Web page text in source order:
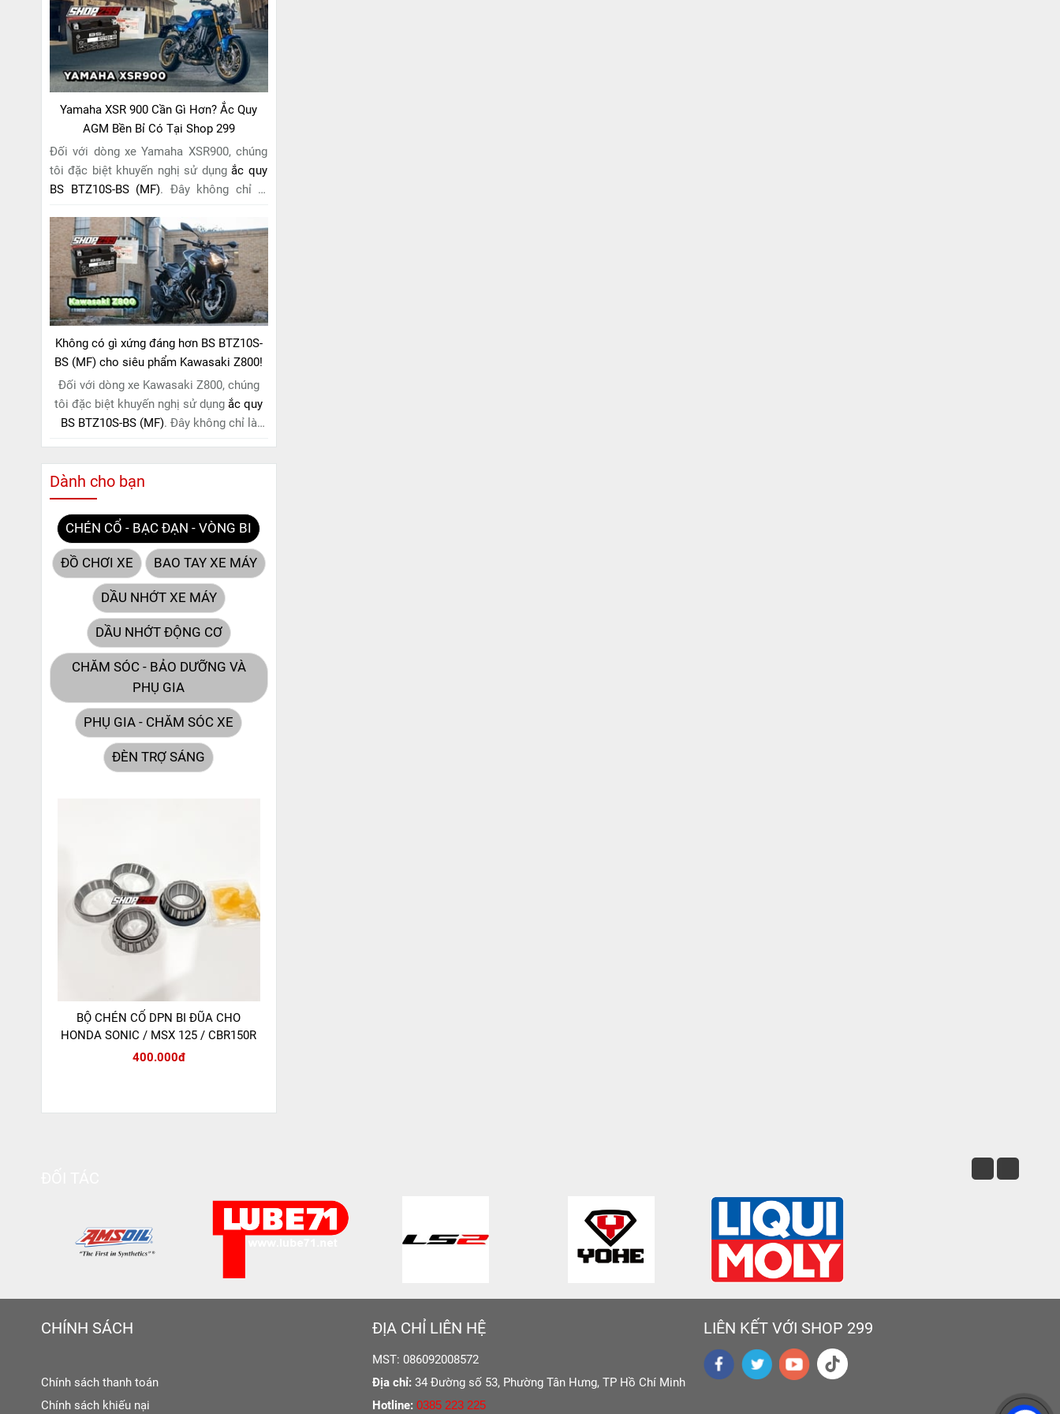
riêng cho "chiến mã" này. Vớicông nghệ
MF (Maintenance Free)tiên tiến, loại ắc
quy khô này hoàn toàn không cần bảo
dưỡng.
Yamaha XSR 900 Cần Gì Hơn? Ắc Quy
AGM Bền Bỉ Có Tại Shop 299
Đối với dòng xe Yamaha XSR900, chúng
tôi đặc biệt khuyến nghị sử dụng ắc quy
BS BTZ10S-BS (MF). Đây không chỉ là
giải pháp hoàn hảo được thiết kế dành
riêng cho "chiến mã" retro này. Với công
nghệ MF (Maintenance Free)tiên tiến,
loại ắc quy khô này hoàn toàn không cần
bảo dưỡng.
Không có gì xứng đáng hơn BS BTZ10S-
BS (MF) cho siêu phẩm Kawasaki Z800!
Đối với dòng xe Kawasaki Z800, chúng
tôi đặc biệt khuyến nghị sử dụngắc quy
BS BTZ10S-BS (MF). Đây không chỉ là
giải pháp hoàn hảo được thiết kế dành
riêng cho "chiến mã" này. Với
MF (Maintenance Free)
quy khô này hoàn toàn không cần bảo
dưỡng.
Dành cho bạn
CHÉN CỔ - BẠC ĐẠN - VÒNG BI
ĐỒ CHƠI XE BAO TAY XE MÁY
DẦU NHỚT XE MÁY
DẦU NHỚT ĐỘNG CƠ
CHĂM SÓC - BẢO DƯỠNG VÀ
PHỤ GIA
PHỤ GIA - CHĂM SÓC XE
ĐÈN TRỢ SÁNG
BỘ CHÉN CỔ DPN BI ĐŨA CHO
HONDA SONIC / MSX 125 / CBR150R
400.000đ
CHÍNH SÁCH
Chính sách thanh toán
Chính sách khiếu nại
ĐỊA CHỈ LIÊN HỆ
MST: 086092008572
Địa chỉ: 34 Đường số 53, Phường Tân Hưng, TP Hồ Chí Minh
Hotline: 0385 223 225
LIÊN KẾT VỚI SHOP 299